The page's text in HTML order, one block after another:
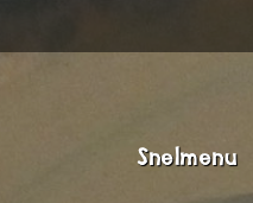
Snelmenu